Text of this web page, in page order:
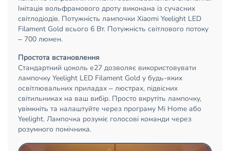
Імітація вольфрамового дроту виконана із сучасних
світлодіодів. Потужність лампочки Xiaomi Yeelight LED
Filament Gold всього 6 Вт. Потужність світлового потоку
– 700 люмен.
Простота встановлення
Стандартний цоколь е27 дозволяє використовувати
лампочку Yeelight LED Filament Gold у будь-яких
освітлювальних приладах – люстрах, підвісних
світильниках на ваш вибір. Просто вкрутіть лампочку,
увімкніть та налаштуйте через програму Mi Home або
Yeelight. Лампочка розуміє голосові команди через
розумного помічника.